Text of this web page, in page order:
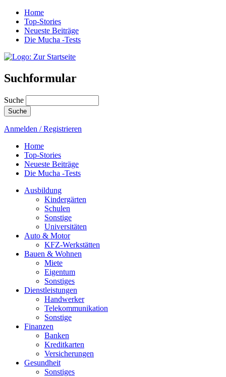
Home
Top-Stories
Neueste Beiträge
Die Mucha -Tests
Suchformular
Suche
Anmelden / Registrieren
Home
Top-Stories
Neueste Beiträge
Die Mucha -Tests
Ausbildung
Kindergärten
Schulen
Sonstige
Universitäten
Auto & Motor
KFZ-Werkstätten
Bauen & Wohnen
Miete
Eigentum
Sonstiges
Dienstleistungen
Handwerker
Telekommunikation
Sonstige
Finanzen
Banken
Kreditkarten
Versicherungen
Gesundheit
Sonstiges